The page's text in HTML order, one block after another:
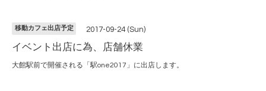
移動カフェ出店予定 2017-09-24 (Sun)
イベント出店に為、店舗休業
大館駅前で開催される「駅one2017」に出店します。